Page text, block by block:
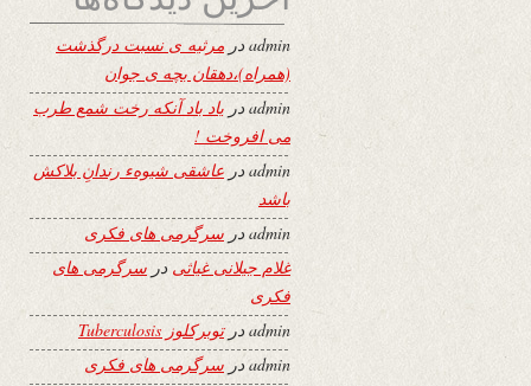
adminدر مرثیه ی نسبت درگذشت
(همراه)،دهقان بچه ی جوان
admin در یاد باد آنکه رخت شمع طرب
می افروخت !
adminدر عاشقی شیوهء رندانِ بلاکش
باشد
admin در سرگرمی های فکری
غلام جیلانی غیاثی در سرگرمی های
فکری
adminدرتوبرکلوز Tuberculosis
adminدر سرگرمی های فکری